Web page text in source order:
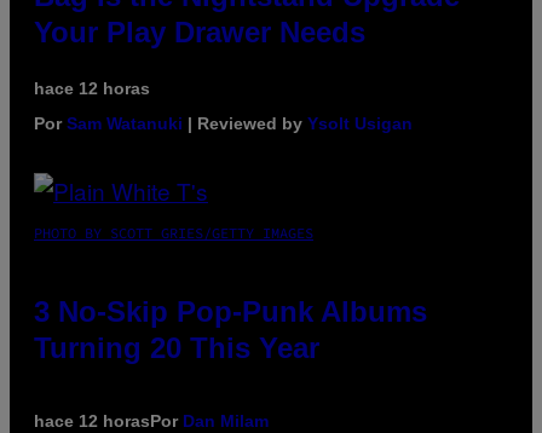
Your Play Drawer Needs
hace 12 horas
PorSam Watanuki | Reviewed by Ysolt Usigan
PHOTO BY SCOTT GRIES/GETTY IMAGES
3 No-Skip Pop-Punk Albums
Turning 20 This Year
hace 12 horasPor Dan Milam